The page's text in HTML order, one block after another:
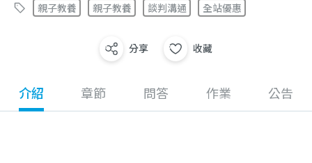
親子教養 親子教養 談判溝通 全站優惠
分享 收藏
介紹 章節 問答 作業 公告